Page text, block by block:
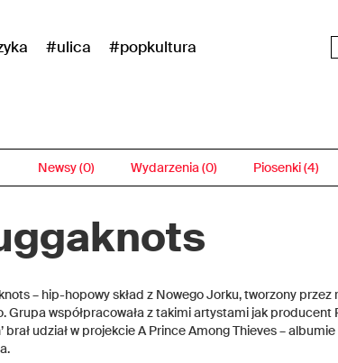
#ulica
#popkultura
Newsy (0) Wydarzenia (0) Piosenki (4)
– hip-hopowy skład z Nowego Jorku, tworzony
Grupa współpracowała z takimi artystami jak
brał udział w projekcie A Prince Among Thieves –